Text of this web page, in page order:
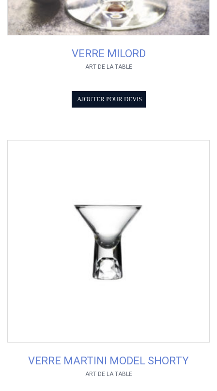
VERRE MILORD
ART DE LA TABLE
AJOUTER POUR DEVIS
VERRE MARTINI MODEL SHORTY
ART DE LA TABLE